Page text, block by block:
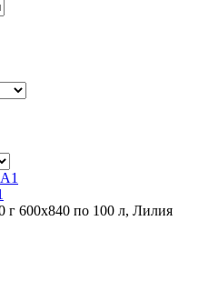
г 600х840 по 100 л, Лилия